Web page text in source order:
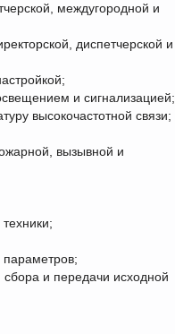
междугородной и
диспетчерской и
и сигнализацией;
высокочастотной связи;
вызывной и
параметров;
сбора и передачи исходной